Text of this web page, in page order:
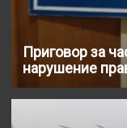
Приговор за
нарушение